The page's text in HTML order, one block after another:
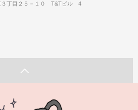
３丁目２５－１０ T&Tビル 4